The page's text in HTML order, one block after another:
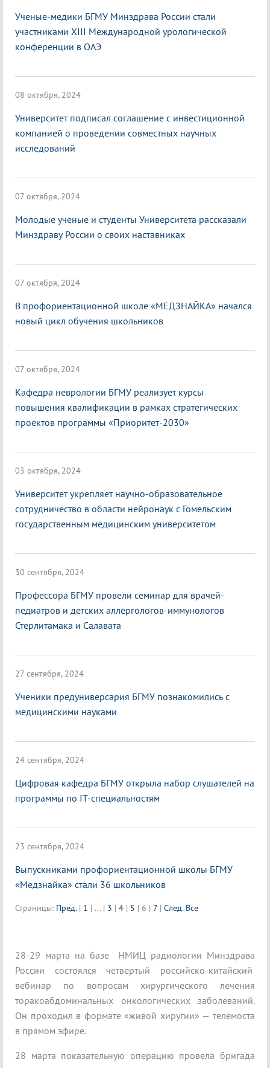
Ученые-медики БГМУ Минздрава России стали
участниками XIII Международной урологической
конференции в ОАЭ
08 октября, 2024
Университет подписал соглашение с инвестиционной
компанией о проведении совместных научных
исследований
07 октября, 2024
Молодые ученые и студенты Университета рассказали
Минздраву России о своих наставниках
07 октября, 2024
В профориентационной школе «МЕДЗНАЙКА» начался
новый цикл обучения школьников
07 октября, 2024
Кафедра неврологии БГМУ реализует курсы
повышения квалификации в рамках стратегических
проектов программы «Приоритет-2030»
03 октября, 2024
Университет укрепляет научно-образовательное
сотрудничество в области нейронаук с Гомельским
государственным медицинским университетом
30 сентября, 2024
Профессора БГМУ провели семинар для врачей-
педиатров и детских аллергологов-иммунологов
Стерлитамака и Салавата
27 сентября, 2024
Ученики предуниверсария БГМУ познакомились с
медицинскими науками
24 сентября, 2024
Цифровая кафедра БГМУ открыла набор слушателей на
программы по IT-специальностям
23 сентября, 2024
Выпускниками профориентационной школы БГМУ
«Медзнайка» стали 36 школьников
Страницы: Пред. | 1 | ... | 3 | 4 | 5 | 6 | 7 | След. Все
28-29 марта на базе НМИЦ радиологии Минздрава
России состоялся четвертый российско-китайский
вебинар по вопросам хирургического лечения
торакоабдоминальных онкологических заболеваний.
Он проходил в формате «живой хиругии» — телемоста
в прямом эфире.
28 марта показательную операцию провела бригада